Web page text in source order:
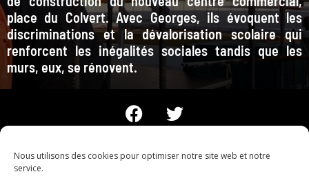
Nous utilisons des cookies pour optimiser notre site web et notre
service.
place du Colvert. Avec Georges, ils évoquent les
discriminations et la dévalorisation scolaire qui
renforcent les inégalités sociales tandis que les
murs, eux, se rénovent.